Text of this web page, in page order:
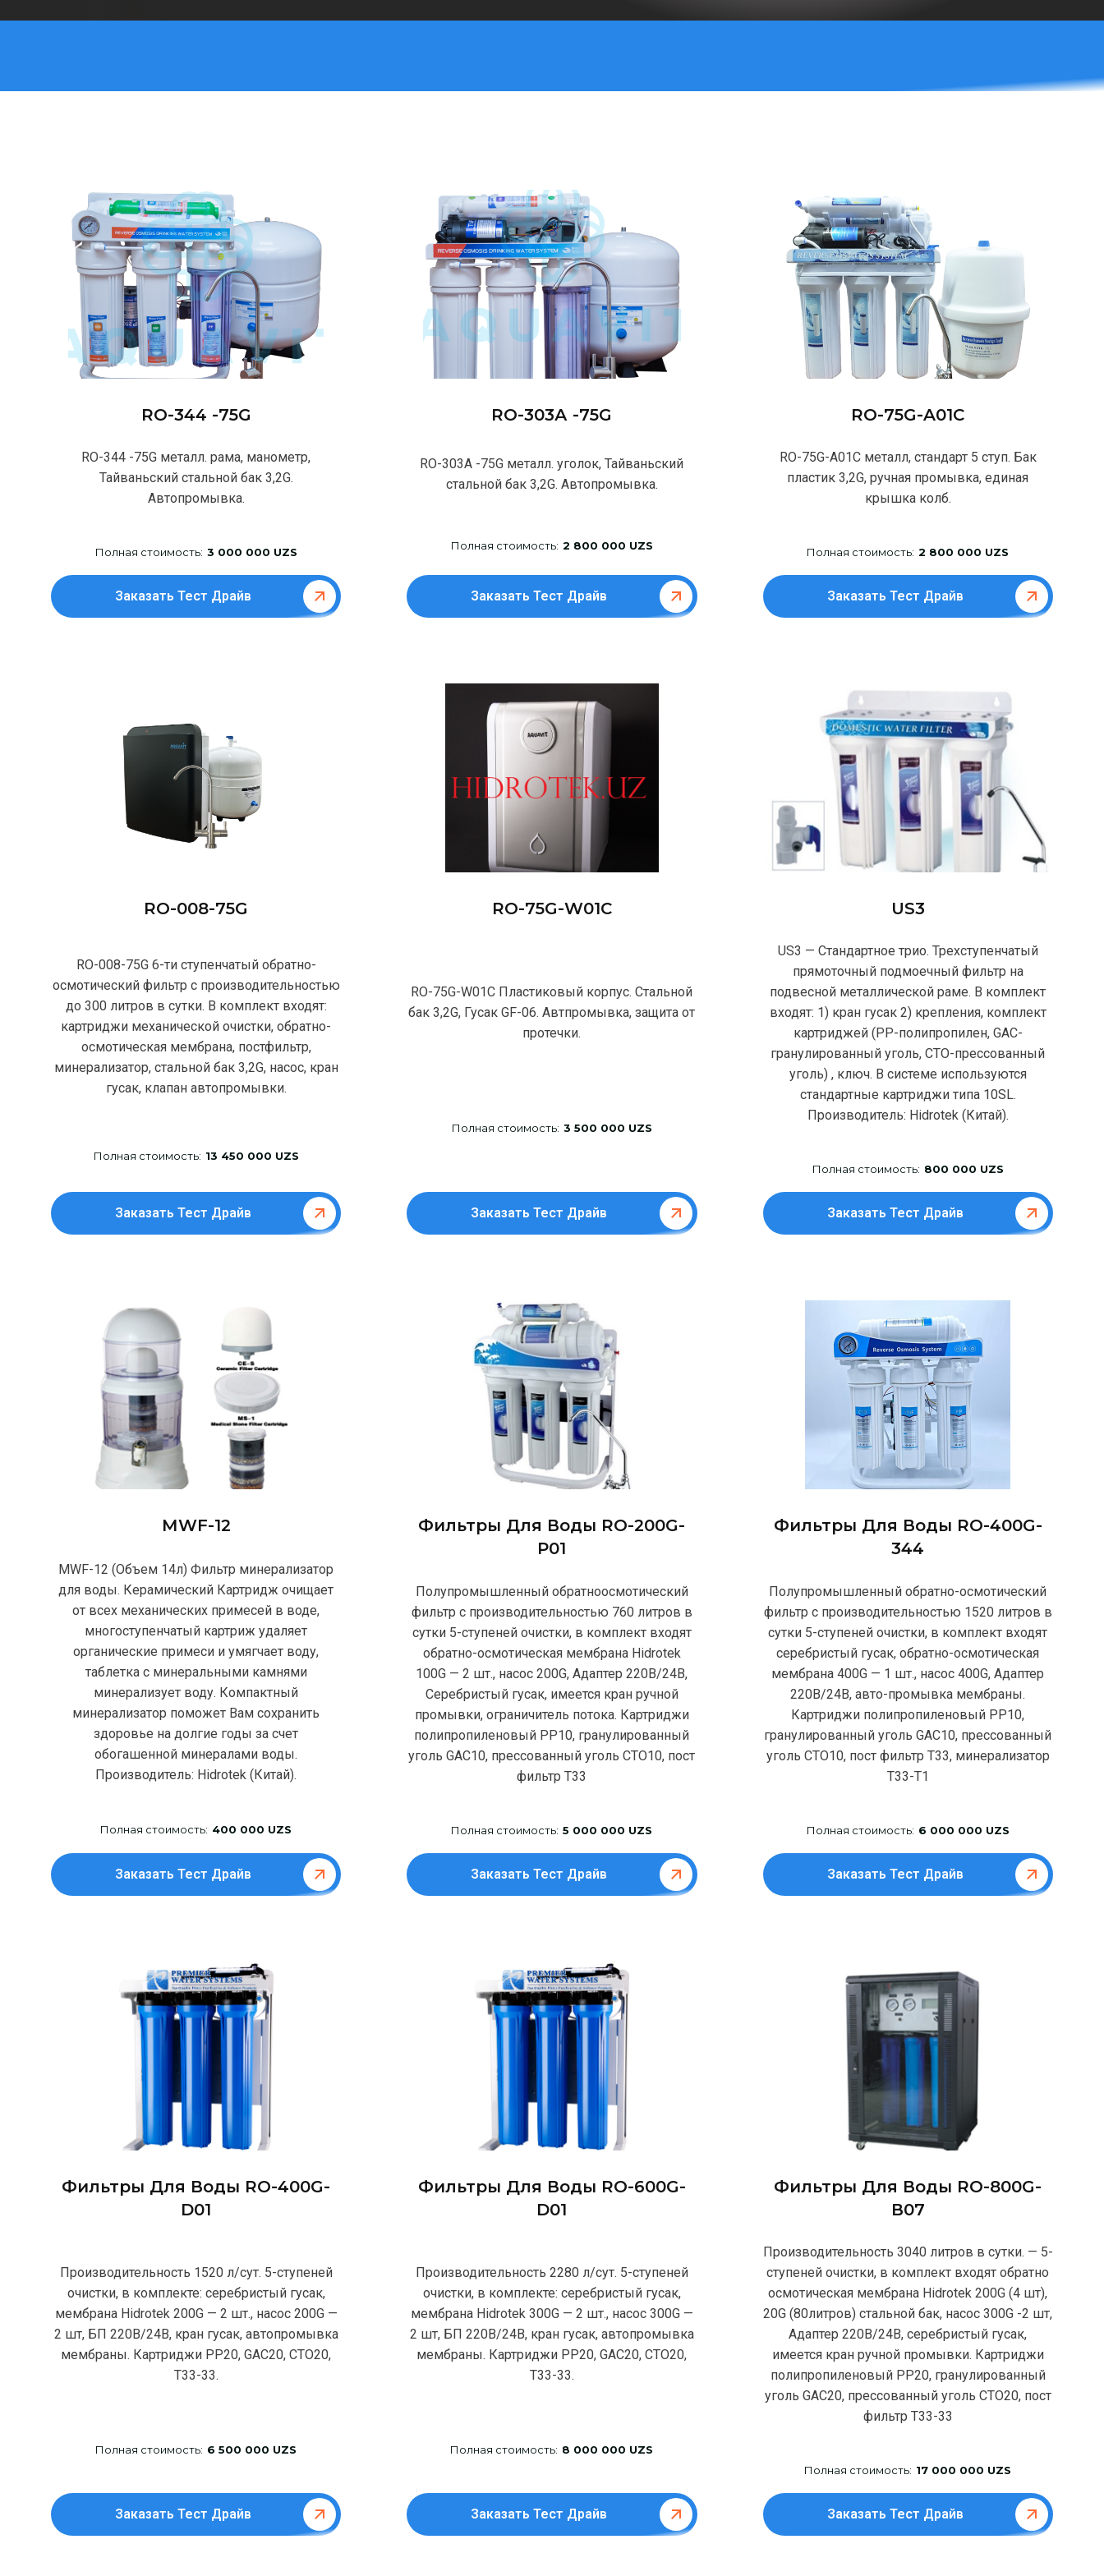
RO-344 -75G
RO-344 -75G металл. рама, манометр,
Тайваньский стальной бак 3,2G.
Автопромывка.
Полная стоимость: 3 000 000 UZS
Заказать Тест Драйв
RO-303А -75G
RO-303А -75G металл. уголок, Тайваньский
стальной бак 3,2G. Автопромывка.
Полная стоимость: 2 800 000 UZS
Заказать Тест Драйв
RO-75G-A01C
RO-75G-A01C металл, стандарт 5 ступ. Бак
плаcтик 3,2G, ручная промывка, единая
крышка колб.
Полная стоимость: 2 800 000 UZS
Заказать Тест Драйв
RO-008-75G
RO-008-75G 6-ти ступенчатый обратно-
осмотический фильтр с производительностью
до 300 литров в сутки. В комплект входят:
картриджи механической очистки, обратно-
осмотическая мембрана, постфильтр,
минерализатор, стальной бак 3,2G, насос, кран
гусак, клапан автопромывки.
Полная стоимость: 13 450 000 UZS
Заказать Тест Драйв
RO-75G-W01С
RO-75G-W01С Пластиковый корпус. Стальной
бак 3,2G, Гусак GF-06. Автпромывка, защита от
протечки.
Полная стоимость: 3 500 000 UZS
Заказать Тест Драйв
US3
US3 — Стандартное трио. Трехступенчатый
прямоточный подмоечный фильтр на
подвесной металлической раме. В комплект
входят: 1) кран гусак 2) крепления, комплект
картриджей (PP-полипропилен, GAC-
гранулированный уголь, CTO-прессованный
уголь) , ключ. В системе используются
стандартные картриджи типа 10SL.
Производитель: Hidrotek (Китай).
Полная стоимость: 800 000 UZS
Заказать Тест Драйв
МWF-12
МWF-12 (Объем 14л) Фильтр минерализатор
для воды. Керамический Картридж очищает
от всех механических примесей в воде,
многоступенчатый картриж удаляет
органические примеси и умягчает воду,
таблетка с минеральными камнями
минерализует воду. Компактный
минерализатор поможет Вам сохранить
здоровье на долгие годы за счет
обогашенной минералами воды.
Производитель: Hidrotek (Китай).
Полная стоимость: 400 000 UZS
Заказать Тест Драйв
Фильтры Для Воды RO-200G-
P01
Полупромышленный обратноосмотический
фильтр с производительностью 760 литров в
сутки 5-ступеней очистки, в комплект входят
обратно-осмотическая мембрана Hidrotek
100G — 2 шт., насос 200G, Адаптер 220В/24В,
Серебристый гусак, имеется кран ручной
промывки, ограничитель потока. Картриджи
полипропиленовый РР10, гранулированный
уголь GAC10, прессованный уголь CTO10, пост
фильтр T33
Полная стоимость: 5 000 000 UZS
Заказать Тест Драйв
Фильтры Для Воды RO-400G-
344
Полупромышленный обратно-осмотический
фильтр с производительностью 1520 литров в
сутки 5-ступеней очистки, в комплект входят
серебристый гусак, обратно-осмотическая
мембрана 400G — 1 шт., насос 400G, Адаптер
220В/24В, авто-промывка мембраны.
Картриджи полипропиленовый РР10,
гранулированный уголь GAC10, прессованный
уголь CTO10, пост фильтр T33, минерализатор
Т33-Т1
Полная стоимость: 6 000 000 UZS
Заказать Тест Драйв
Фильтры Для Воды RO-400G-
D01
Производительность 1520 л/сут. 5-ступеней
очистки, в комплекте: серебристый гусак,
мембрана Hidrotek 200G — 2 шт., насос 200G —
2 шт, БП 220В/24В, кран гусак, автопромывка
мембраны. Картриджи РР20, GAC20, CTO20,
T33-33.
Полная стоимость: 6 500 000 UZS
Заказать Тест Драйв
Фильтры Для Воды RO-600G-
D01
Производительность 2280 л/сут. 5-ступеней
очистки, в комплекте: серебристый гусак,
мембрана Hidrotek 300G — 2 шт., насос 300G —
2 шт, БП 220В/24В, кран гусак, автопромывка
мембраны. Картриджи РР20, GAC20, CTO20,
T33-33.
Полная стоимость: 8 000 000 UZS
Заказать Тест Драйв
Фильтры Для Воды RO-800G-
В07
Производительность 3040 литров в сутки. — 5-
ступеней очистки, в комплект входят обратно
осмотическая мембрана Hidrotek 200G (4 шт),
20G (80литров) стальной бак, насос 300G -2 шт,
Адаптер 220В/24В, серебристый гусак,
имеется кран ручной промывки. Картриджи
полипропиленовый РР20, гранулированный
уголь GAC20, прессованный уголь CTO20, пост
фильтр T33-33
Полная стоимость: 17 000 000 UZS
Заказать Тест Драйв